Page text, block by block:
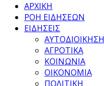
ΑΡΧΙΚΗ
ΡΟΗ ΕΙΔΗΣΕΩΝ
ΕΙΔΗΣΕΙΣ
ΑΥΤΟΔΙΟΙΚΗΣΗ
ΑΓΡΟΤΙΚΑ
ΚΟΙΝΩΝΙΑ
ΟΙΚΟΝΟΜΙΑ
ΠΟΛΙΤΙΚΗ